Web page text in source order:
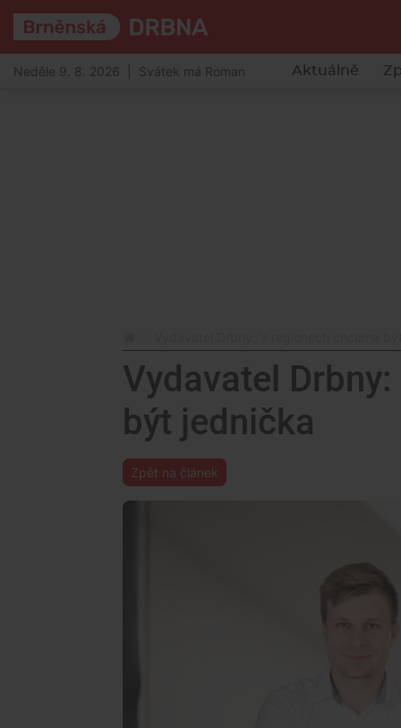
Neděle 9. 8. 2026 | Svátek má Roman Aktuálně
Vydavatel
být jednička
Zpět na článek